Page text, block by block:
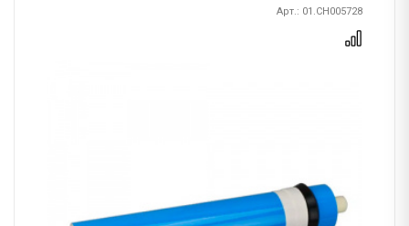
Арт.: 01.CH005728